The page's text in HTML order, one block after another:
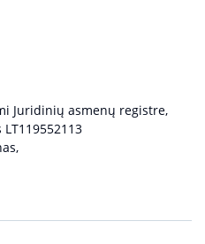
Juridinių asmenų registre,